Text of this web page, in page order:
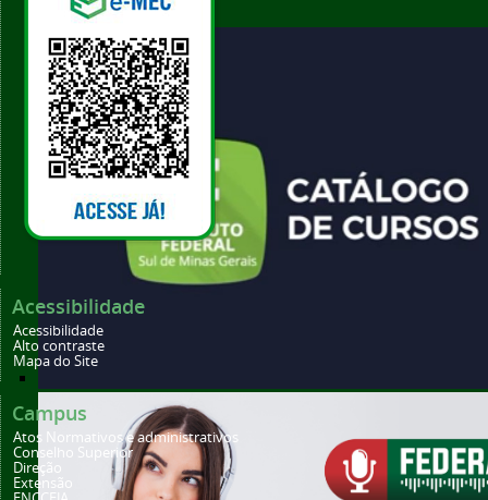
Qual dos nossos cursos combina com você?
Acessibilidade
Acessibilidade
Alto contraste
Mapa do Site
Campus
Atos Normativos e administrativos
Conselho Superior
Direção
Extensão